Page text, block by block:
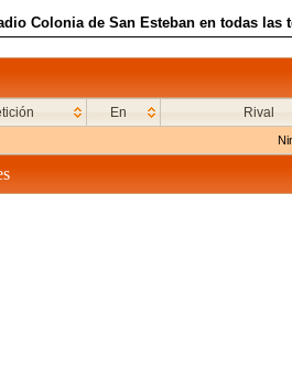
Colonia de San Esteban en todas las
En Rival